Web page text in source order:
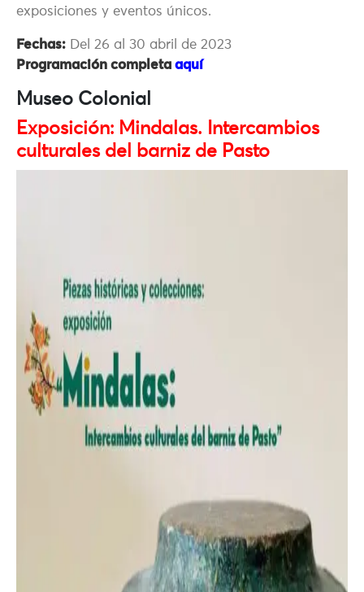
exposiciones y eventos únicos.
Fechas: Del 26 al 30 abril de 2023
Programación completa aquí
Museo Colonial
Exposición: Mindalas. Intercambios
culturales del barniz de Pasto